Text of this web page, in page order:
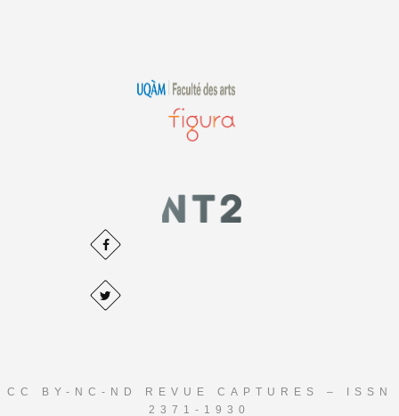
CC BY-NC-ND REVUE CAPTURES – ISSN
2371-1930